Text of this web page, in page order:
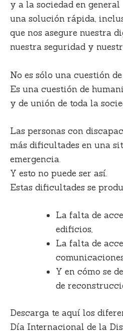
y a la sociedad en general
una solución rápida,
que nos asegure nuestra
nuestra seguridad y
No es sólo una cuestión
Es una cuestión de
y de unión de toda la
Las personas con
más dificultades en una
emergencia.
Y esto no puede ser así.
Estas dificultades se
La falta de
edificios,
La falta de
Y en cómo se
de
Descarga te aquí los
Día Internacional de la